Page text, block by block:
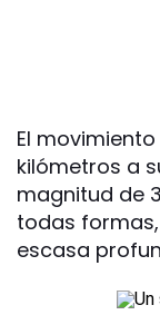
El
kilómetros a
magnitud de
todas
escasa